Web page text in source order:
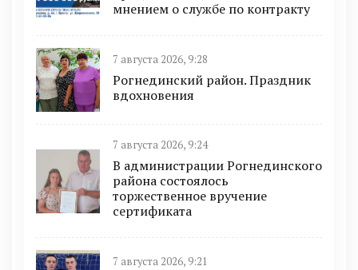
мнением о службе по контракту
7 августа 2026, 9:28
Рогнединский район. Праздник
вдохновения
7 августа 2026, 9:24
В администрации Рогнединского
района состоялось
торжественное вручение
сертификата
7 августа 2026, 9:21